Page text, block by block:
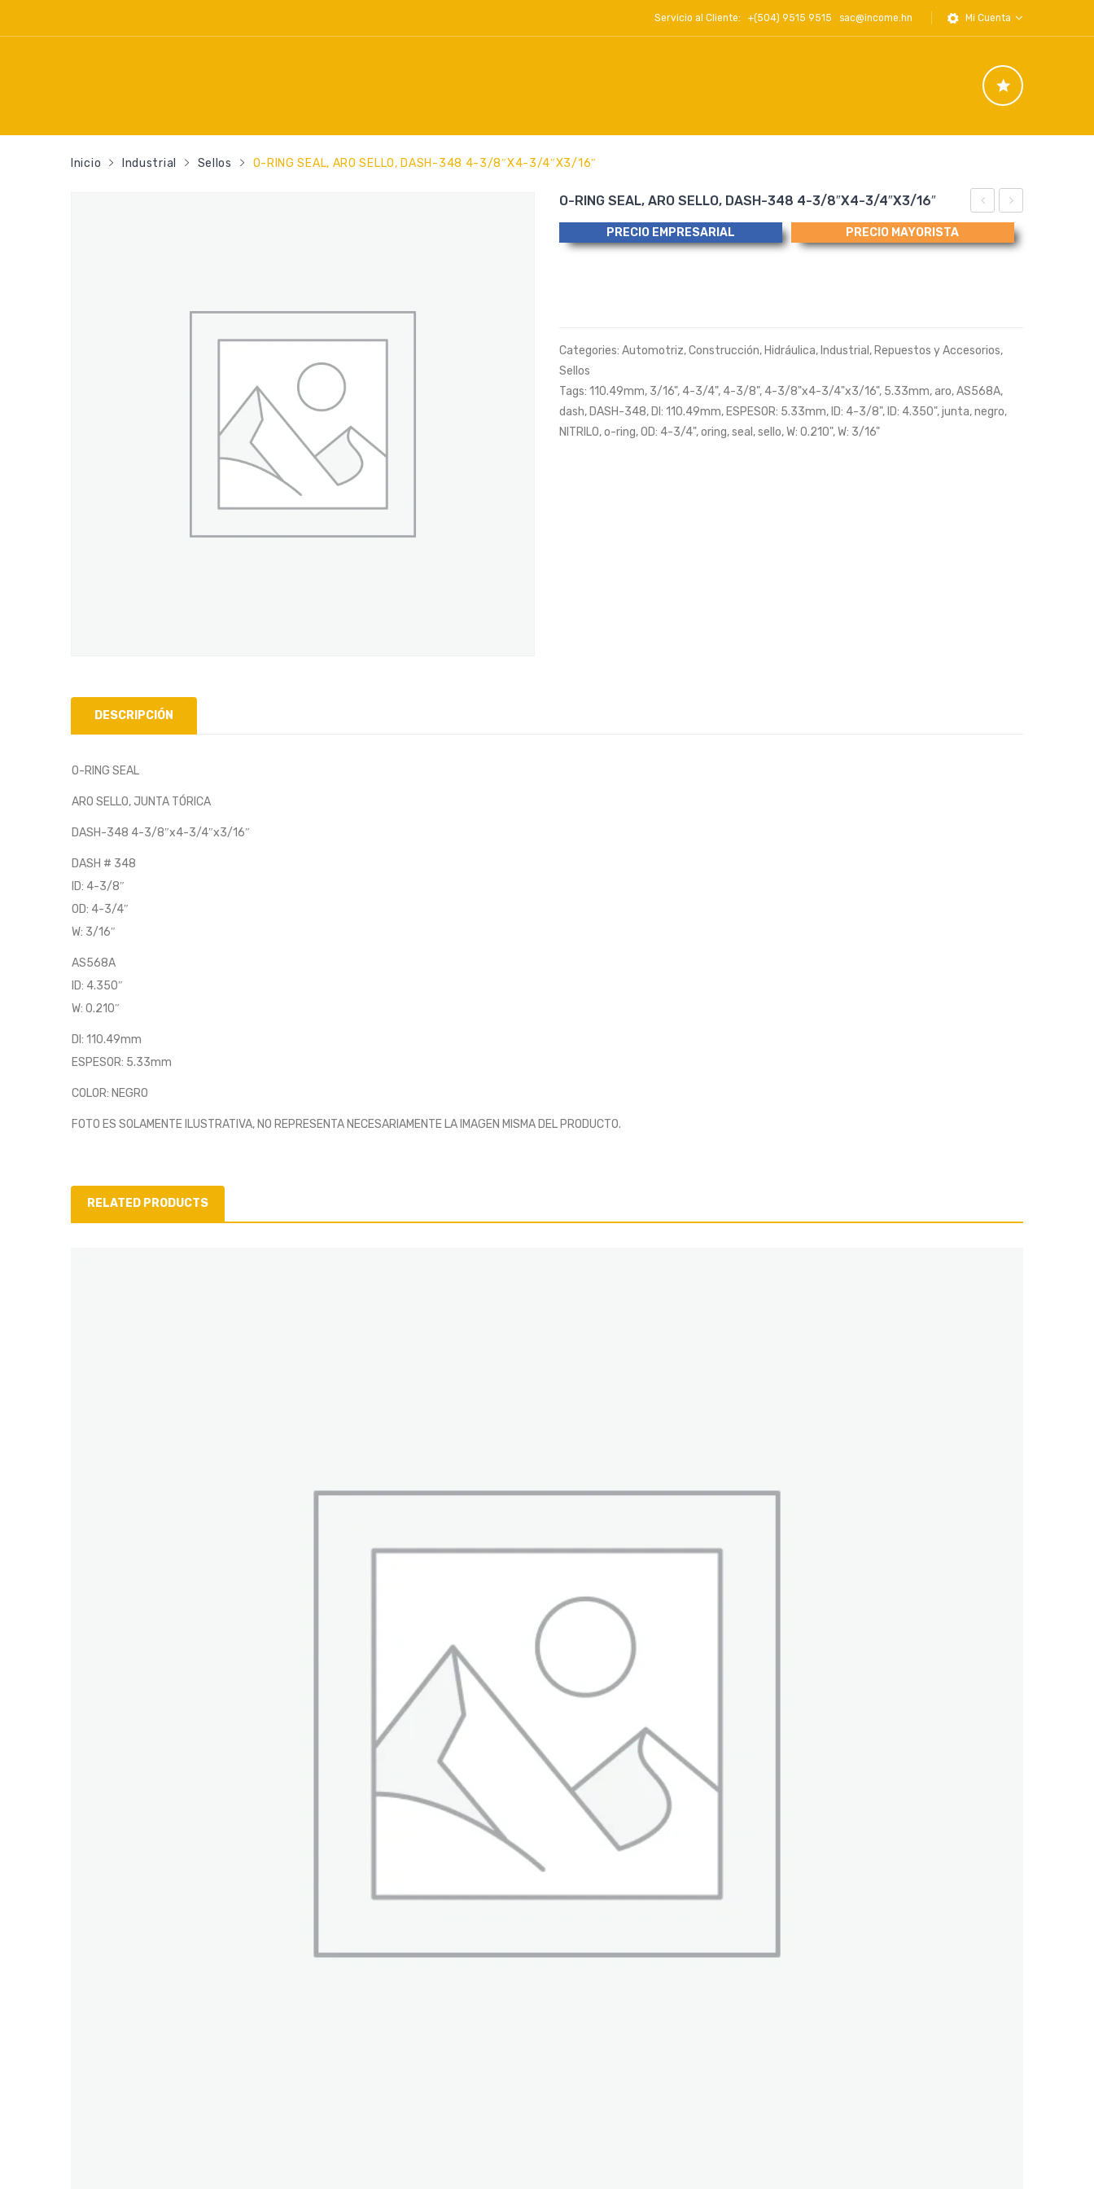
Servicio al Cliente: +(504) 9515 9515 sac@income.hn Mi Cuenta
Inicio Industrial Sellos O-RING SEAL, ARO SELLO, DASH-348 4-3/8″x4-3/4″x3/16″
RING
SEAL,
5/8″x1/8″
RING
SEAL,
O-RING SEAL, ARO SELLO, DASH-348 4-3/8″x4-3/4″x3/16″
PRECIO EMPRESARIAL PRECIO MAYORISTA
Categories: Automotriz,Construcción, Hidráulica, Industrial , Repuestos y Accesorios,
Sellos
Tags: 110.49mm, 3/16", 4-3/4", 4-3/8", 4-3/8"x4-3/4"x3/16", 5.33mm,aro,AS568A,
dash, DASH-348, DI: 110.49mm, ESPESOR: 5.33mm, ID: 4-3/8", ID: 4.350",junta,negro,
NITRILO,o-ring,OD: 4-3/4",oring,seal ,sello,W: 0.210",W: 3/16"
DESCRIPCIÓN
O-RING SEAL
ARO SELLO, JUNTA TÓRICA
DASH-348 4-3/8″x4-3/4″x3/16″
DASH # 348
ID: 4-3/8″
OD: 4-3/4″
W: 3/16″
AS568A
ID: 4.350″
W: 0.210″
DI: 110.49mm
ESPESOR: 5.33mm
COLOR: NEGRO
FOTO ES SOLAMENTE ILUSTRATIVA, NO REPRESENTA NECESARIAMENTE LA IMAGEN MISMA DEL PRODUCTO.
RELATED PRODUCTS